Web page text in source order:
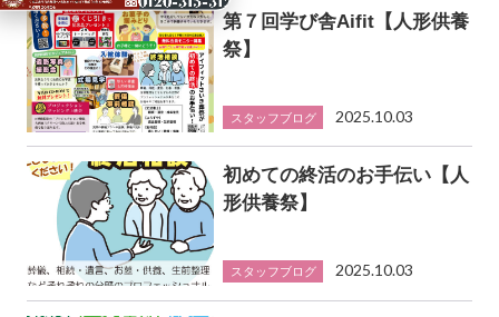
第７回学び舎Aifit【人形供養
祭】
スタッフブログ 2025.10.03
初めての終活のお手伝い【人
形供養祭】
スタッフブログ 2025.10.03